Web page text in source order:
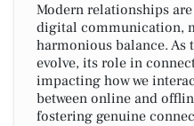
Modern relationships
digital communication,
harmonious balance.
evolve, its role in
impacting how we
between online and
fostering genuine